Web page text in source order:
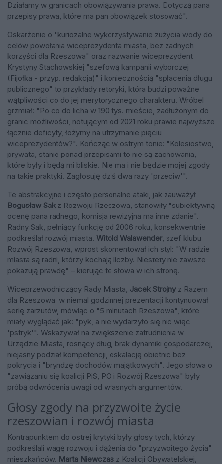
Działamy w granicach obowiązywania prawa. Dotyczą pana
przepisy prawa, które ma pan obowiązek stosować".
Oskarżenie o "kuriozalne wykorzystywanie zużycia wody do
celów powołania wiceprezydenta miasta, bez żadnych
korzyści dla Rzeszowa" oraz nazwanie wiceprezydent
Krystyny Stachowskiej "szefową kampanii wyborczej
(Fijołka - przyp. redakcja)" i koniecznością "spłacenia długu
publicznego" to przykłady retoryki, która budzi poważne
wątpliwości co do jej merytorycznego charakteru. Wróbel
grzmiał: "Po co do licha w 190 tys. mieście, zadłużonym do
granic możliwości, notującym od 2021 roku prawie najwyższe
łącznie deficyty, łożymy na utrzymanie pięciu
wiceprezydentów?". Kończąc w ostrym tonie: "Kolesiostwo,
prywata, stanie ponad przepisami to nie są zachowania,
które były i będą mi bliskie. Nie ma i nie będzie mojej zgody
na takie praktyki. Zagłosuję dziś dwa razy 'przeciw'".
Te abstrakcyjne i często personalne ataki, jak zauważył
Bogusław Sakz Rozwoju Rzeszowa, stanowiły "subiektywną
ocenę pana radnego, komisja rewizyjna ma inne zdanie".
Radny Sak, pełniący funkcję od 2006 roku, konsekwentnie
podkreślał rozwój miasta. Witold Walawender, szef klubu
Rozwój Rzeszowa, wprost skomentował ich styl: "W radzie
miasta są radni, którzy kochają liczby. Niestety nie zawsze
pokazują prawdę" – kierując te słowa w ich stronę.
Wiceprzewodniczący Rady Miasta, Jacek Strojny z Razem
dla Rzeszowa, w niemal godzinnej prezentacji kontynuował
serię zarzutów, mówiąc o "5 minutach Rzeszowa", które
miały wyglądać jak: "pyk, a nie wydarzyło się nic więc
'pstryk'". Wskazywał na zwiększenie zatrudnienia w
Urzędzie Miasta, rosnący dług, brak dynamiki gospodarczej,
niejasny podział kompetencji, eskalację obietnic bez
pokrycia i "bryndzę dochodów majątkowych". Jego słowa o
"zawiązaniu się koalicji PiS, PO i Rozwój Rzeszowa" były
próbą odwrócenia uwagi od własnych argumentów.
Głosy zgody na przyzwoite życie
rzeszowian i rozwój miasta
Kontrapunktem do ostrej krytyki były głosy tych, którzy
podkreślali wagę rozwoju i dążenia do "przyzwoitego życia"
mieszkańców. Marta Niewczas z Koalicji Obywatelskiej,